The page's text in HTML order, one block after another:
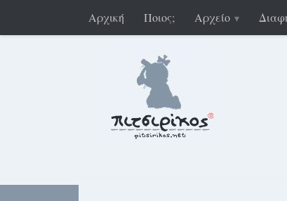
Αρχική Ποιος; Αρχείο